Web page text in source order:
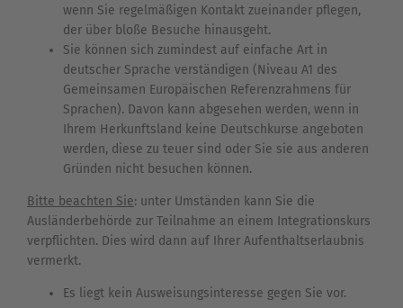
wenn Sie regelmäßigen Kontakt zueinander pflegen,
der über bloße Besuche hinausgeht.
Sie können sich zumindest auf einfache Art in
deutscher Sprache verständigen (Niveau A1 des
Gemeinsamen Europäischen Referenzrahmens für
Sprachen). Davon kann abgesehen werden, wenn in
Ihrem Herkunftsland keine Deutschkurse angeboten
werden, diese zu teuer sind oder Sie sie aus anderen
Gründen nicht besuchen können.
Bitte beachten Sie: unter Umständen kann Sie die
Ausländerbehörde zur Teilnahme an einem Integrationskurs
verpflichten. Dies wird dann auf Ihrer Aufenthaltserlaubnis
vermerkt.
Es liegt kein Ausweisungsinteresse gegen Sie vor.